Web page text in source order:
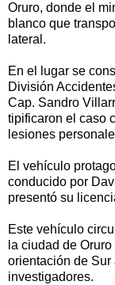
Oruro, donde el
blanco que
lateral.
En el lugar se
División
Cap. Sandro
tipificaron el caso
lesiones
El vehículo
conducido por
presentó su
Este vehículo
la ciudad de
orientación de Sur
investigadores.